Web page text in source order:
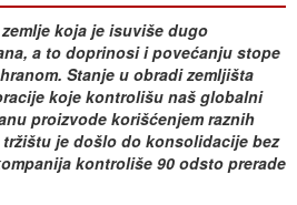
koja je isuviše dugo
a to doprinosi i povećanju stope
Stanje u obradi zemljišta
koje kontrolišu naš globalni
proizvode korišćenjem raznih
je došlo do konsolidacije bez
kontroliše 90 odsto prerade